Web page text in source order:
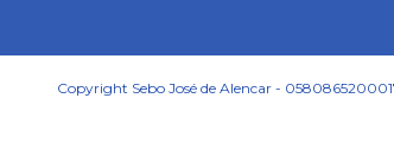
Copyright Sebo José de Alencar -